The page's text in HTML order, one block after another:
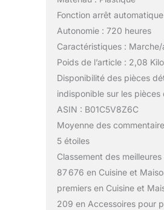
Fonction arrêt
Autonomie : 720 heures
Caractéristiques :
Poids de l’article : 2,08
Disponibilité des pièces
indisponible sur les pièces
ASIN : B01C5V8Z6C
Moyenne des
5 étoiles
Classement des
87 676 en Cuisine et
premiers en Cuisine et
209 en Accessoires pour